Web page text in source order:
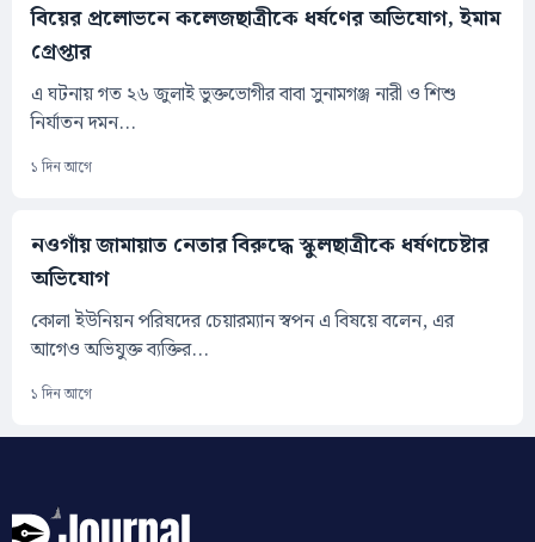
বিয়ের প্রলোভনে কলেজছাত্রীকে ধর্ষণের অভিযোগ, ইমাম
গ্রেপ্তার
এ ঘটনায় গত ২৬ জুলাই ভুক্তভোগীর বাবা সুনামগঞ্জ নারী ও শিশু
নির্যাতন দমন...
১ দিন আগে
নওগাঁয় জামায়াত নেতার বিরুদ্ধে স্কুলছাত্রীকে ধর্ষণচেষ্টার
অভিযোগ
কোলা ইউনিয়ন পরিষদের চেয়ারম্যান স্বপন এ বিষয়ে বলেন, এর
আগেও অভিযুক্ত ব্যক্তির...
১ দিন আগে